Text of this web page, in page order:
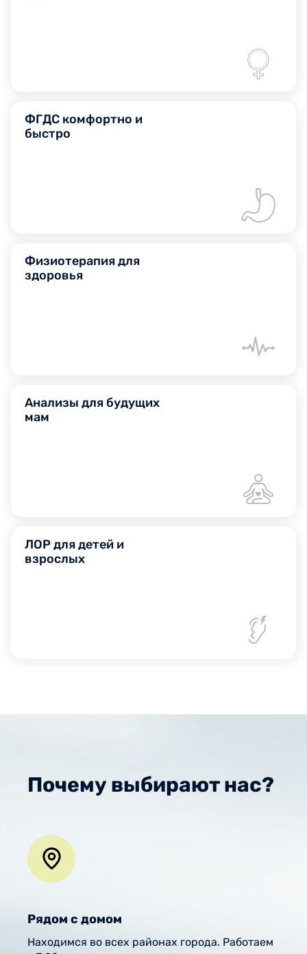
ФГДС комфортно и
быстро
Физиотерапия для
здоровья
Анализы для будущих
мам
ЛОР для детей и
взрослых
Почему выбирают нас?
Рядом с домом
Находимся во всех районах города. Работаем